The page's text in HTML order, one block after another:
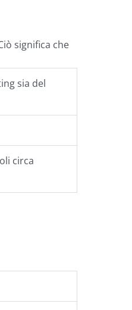
significa che
sia del
circa